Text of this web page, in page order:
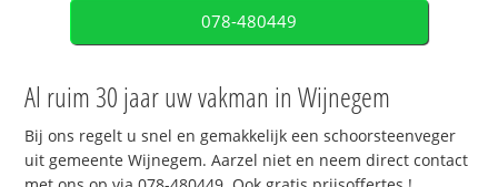
078-480449
Al ruim 30 jaar uw vakman in Wijnegem
Bij ons regelt u snel en gemakkelijk een schoorsteenveger
uit gemeente Wijnegem. Aarzel niet en neem direct contact